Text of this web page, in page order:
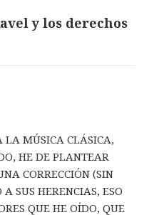
y los derechos
LA MÚSICA CLÁSICA,
HE DE PLANTEAR
CORRECCIÓN (SIN
SUS HERENCIAS, ESO
QUE HE OÍDO, QUE